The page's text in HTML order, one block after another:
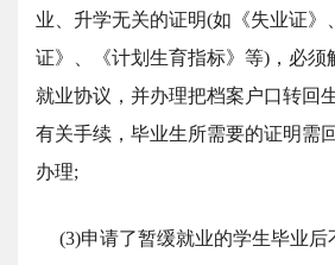
业、升学无关的证明(如《失业证》
证》、《计划生育指标》等)，必须
就业协议，并办理把档案户口转回
有关手续，毕业生所需要的证明需
办理;
(3)申请了暂缓就业的学生毕业后